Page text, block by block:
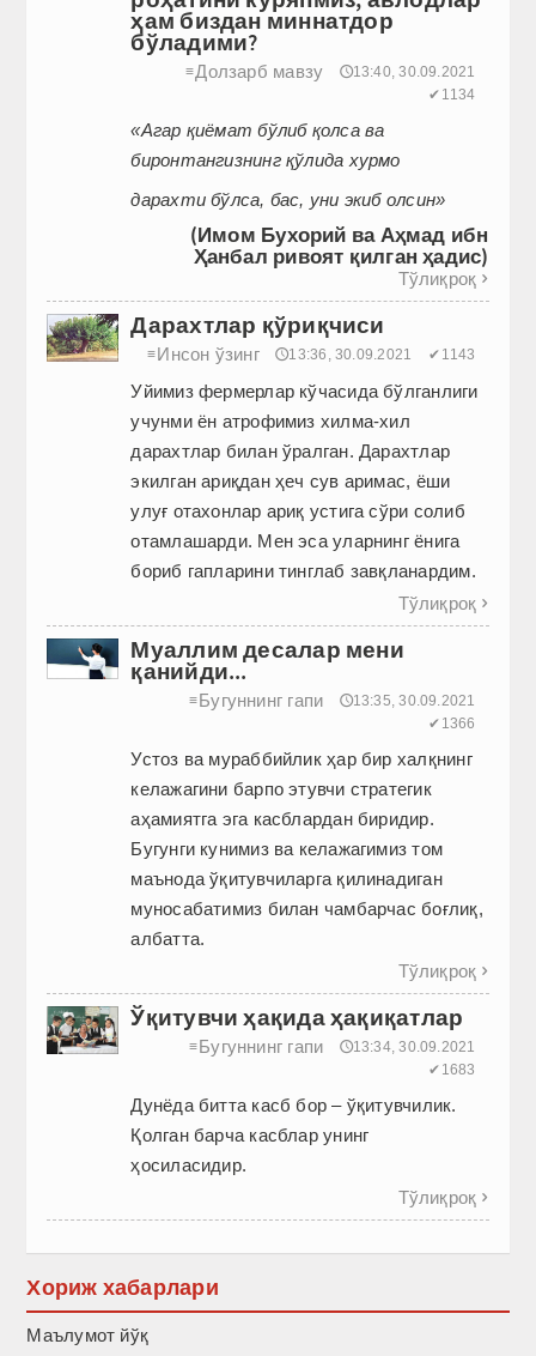
ҳам биздан миннатдор
бўладими?
≡Долзарб мавзу
🕔13:40, 30.09.2021
✔1134
«Агар қиёмат бўлиб қолса ва
биронтангизнинг қўлида хурмо
дарахти бўлса, бас, уни экиб олсин»
(Имом Бухорий ва Аҳмад ибн
Ҳанбал ривоят қилган ҳадис)
Тўлиқроқ 
Дарахтлар қўриқчиси
≡Инсон ўзинг 🕔13:36, 30.09.2021 ✔1143
Уйимиз фермерлар кўчасида бўлганлиги
учунми ён атрофимиз хилма-хил
дарахтлар билан ўралган. Дарахтлар
экилган ариқдан ҳеч сув аримас, ёши
улуғ отахонлар ариқ устига сўри солиб
отамлашарди. Мен эса уларнинг ёнига
бориб гапларини тинглаб завқланардим.
Тўлиқроқ 
Муаллим десалар мени
қанийди...
≡Бугуннинг гапи
🕔13:35, 30.09.2021
✔1366
Устоз ва мураббийлик ҳар бир халқнинг
келажагини барпо этувчи стратегик
аҳамиятга эга касблардан биридир.
Бугунги кунимиз ва келажагимиз том
маънода ўқитувчиларга қилинадиган
муносабатимиз билан чамбарчас боғлиқ,
албатта.
Тўлиқроқ 
Ўқитувчи ҳақида ҳақиқатлар
≡Бугуннинг гапи
🕔13:34, 30.09.2021
✔1683
Дунёда битта касб бор – ўқитувчилик.
Қолган барча касблар унинг
ҳосиласидир.
Тўлиқроқ 
Хориж хабарлари
Маълумот йўқ